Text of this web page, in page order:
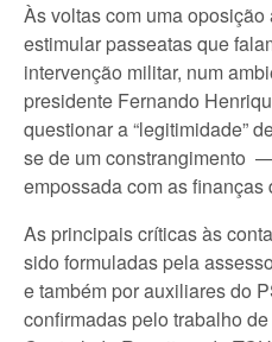
Às voltas com uma
estimular passeatas que
intervenção militar, num
presidente Fernando
questionar a “legitimidade”
se de um constrangimento
empossada com as
As principais críticas às
sido formuladas pela
e também por auxiliares do
confirmadas pelo trabalho